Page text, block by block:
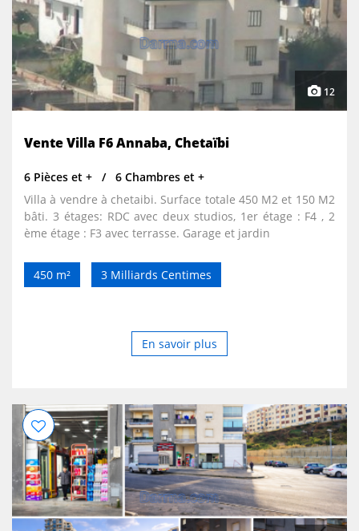
12
Vente Villa F6 Annaba, Chetaïbi
6 Pièces et +
6 Chambres et +
Villa à vendre à chetaibi. Surface totale 450 M2 et 150 M2
bâti. 3 étages: RDC avec deux studios, 1er étage : F4 , 2
ème étage : F3 avec terrasse. Garage et jardin
450 m² 3 Milliards Centimes
En savoir plus